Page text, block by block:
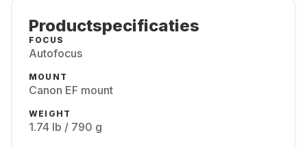
Productspecificaties
FOCUS
Autofocus
MOUNT
Canon EF mount
WEIGHT
1.74 lb / 790 g